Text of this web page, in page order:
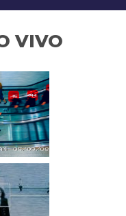
VIVO